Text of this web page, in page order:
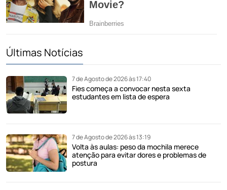
Últimas Notícias
7 de Agosto de 2026 às 17:40
Fies começa a convocar nesta sexta
estudantes em lista de espera
7 de Agosto de 2026 às 13:19
Volta às aulas: peso da mochila merece
atenção para evitar dores e problemas de
postura